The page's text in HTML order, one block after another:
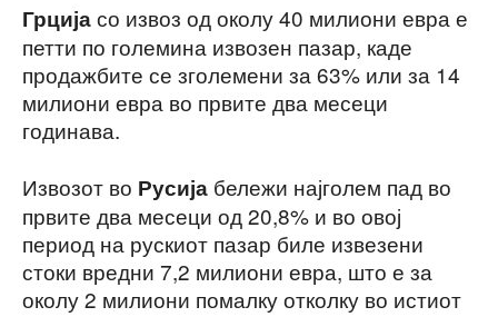
Грцијасо извоз од околу 40 милиони евра е
петти по големина извозен пазар, каде
продажбите се зголемени за 63% или за 14
милиони евра во првите два месеци
годинава.
Извозот во Русија бележи најголем пад во
првите два месеци од 20,8% и во овој
период на рускиот пазар биле извезени
стоки вредни 7,2 милиони евра, што е за
околу 2 милиони помалку отколку во истиот